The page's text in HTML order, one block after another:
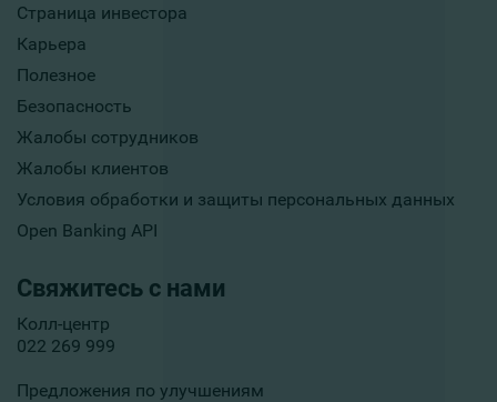
Страница инвестора
Карьера
Полезное
Безопасность
Жалобы сотрудников
Жалобы клиентов
Условия обработки и защиты персональных данных
Open Banking API
Свяжитесь с нами
Колл-центр
022 269 999
Предложения по улучшениям